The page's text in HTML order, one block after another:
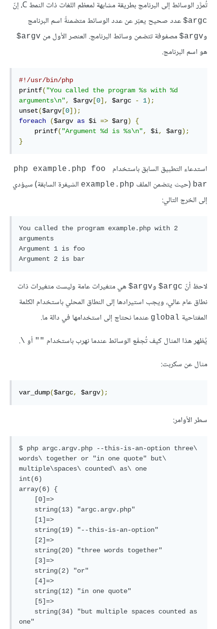
تُمرَّر الوسائط إلى البرنامج بطريقة مشابهة لمعظم اللغات ذات النمط C، إنّ
‎$argc عدد صحيح يعبّر عن عدد الوسائط متضمنةً اسم البرنامج
و‎$argv مصفوفة تتضمن وسائط البرنامج. العنصر الأول من ‎$argv
هو اسم البرنامج.
#!/usr/bin/php
printf( "You called the program %s with %d
arguments\n", $argv [0], $argc - 1);
unset($argv [0]);
foreach
($argv as $i => $arg)
{
    printf
( "Argument %d is %s\n", $i, $arg);
}
استدعاء التطبيق السابق باستخدام
php example.php foo
bar (حيث يتضمن الملف example.php الشيفرة السابقة) سيؤدي
إلى الخرج التالي:
You called the program example.php with 2
arguments
Argument 1 is foo
لاحظ أنّ ‎$argc و‎$argv هي متغيرات عامة وليست متغيرات ذات
نطاق عام عالي، ويجب استيرادها إلى النطاق المحلي باستخدام الكلمة
المفتاحية global عندما نحتاج إلى استخدامها في دالة ما.
يُظهر هذا المثال كيف تُجمَّع الوسائط عندما نهرب باستخدام "" أو \
.
مثال عن سكربت:
var_dump($argc, $argv);
سطر الأوامر:
$ php argc.argv.php --this-is-an-option three\
words\ together or "in one quote" but\
multiple\spaces\ counted\ as\ one
int(6)
array(6) {
one"